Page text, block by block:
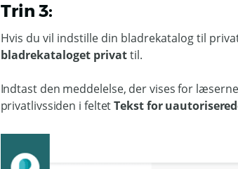
Trin 3:
Hvis du vil indstille din bladrekatalog til
bladrekataloget privattil.
Indtast den meddelelse, der vises for
privatlivssiden i feltetTekst for